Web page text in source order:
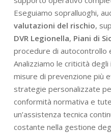
Eseguiamo sopralluoghi,
valutazioni del rischio,
DVR Legionella, Piani di
procedure di autocontrollo
Analizziamo le criticità
misure di prevenzione più
strategie personalizzate
conformità normativa e
un’assistenza tecnica
costante nella gestione